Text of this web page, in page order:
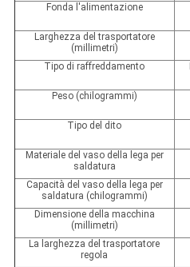
Fonda l'alimentazione
Larghezza del trasportatore
(millimetri)
Tipo di raffreddamento
Peso (chilogrammi)
Tipo del dito
Materiale del vaso della lega per
saldatura
Capacità del vaso della lega per
saldatura (chilogrammi)
Dimensione della macchina
(millimetri)
La larghezza del trasportatore
regola